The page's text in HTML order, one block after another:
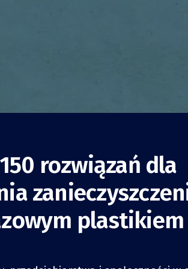
rozwiązań dla
plastikiem